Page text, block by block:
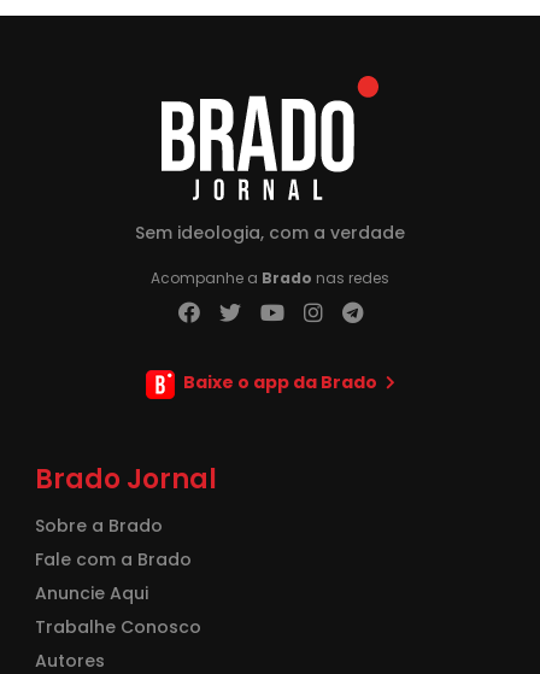
Sem ideologia, com a verdade
Acompanhe a Brado nas redes
Baixe o app da Brado
Brado Jornal
Sobre a Brado
Fale com a Brado
Anuncie Aqui
Trabalhe Conosco
Autores